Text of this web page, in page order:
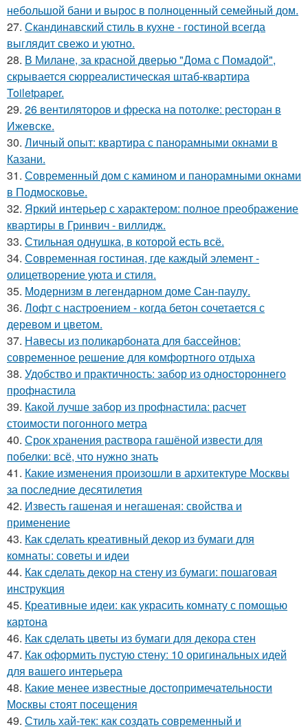
небольшой бани и вырос в полноценный семейный дом.
27. Скандинавский стиль в кухне - гостиной всегда
выглядит свежо и уютно.
28. В Милане, за красной дверью "Дома с Помадой",
скрывается сюрреалистическая штаб-квартира
Toiletpaper.
29. 26 вентиляторов и фреска на потолке: ресторан в
Ижевске.
30. Личный опыт: квартира с панорамными окнами в
Казани.
31. Современный дом с камином и панорамными окнами
в Подмосковье.
32. Яркий интерьер с характером: полное преображение
квартиры в Гринвич - виллидж.
33. Стильная однушка, в которой есть всё.
34. Современная гостиная, где каждый элемент -
олицетворение уюта и стиля.
35. Модернизм в легендарном доме Сан-паулу.
36. Лофт с настроением - когда бетон сочетается с
деревом и цветом.
37. Навесы из поликарбоната для бассейнов:
современное решение для комфортного отдыха
38. Удобство и практичность: забор из одностороннего
профнастила
39. Какой лучше забор из профнастила: расчет
стоимости погонного метра
40. Срок хранения раствора гашёной извести для
побелки: всё, что нужно знать
41. Какие изменения произошли в архитектуре Москвы
за последние десятилетия
42. Известь гашеная и негашеная: свойства и
применение
43. Как сделать креативный декор из бумаги для
комнаты: советы и идеи
44. Как сделать декор на стену из бумаги: пошаговая
инструкция
45. Креативные идеи: как украсить комнату с помощью
картона
46. Как сделать цветы из бумаги для декора стен
47. Как оформить пустую стену: 10 оригинальных идей
для вашего интерьера
48. Какие менее известные достопримечательности
Москвы стоят посещения
49. Стиль хай-тек: как создать современный и